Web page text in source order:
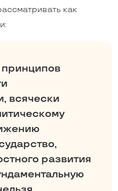
как
всячески
развития